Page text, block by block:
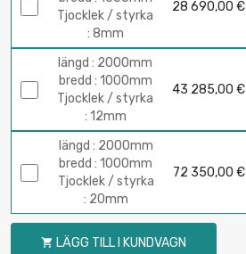
Tjocklek / styrka
: 8mm
28 690,00 €
längd : 2000mm
bredd : 1000mm
Tjocklek / styrka
: 12mm
43 285,00 €
längd : 2000mm
bredd : 1000mm
Tjocklek / styrka
: 20mm
72 350,00 €
 LÄGG TILL I KUNDVAGN